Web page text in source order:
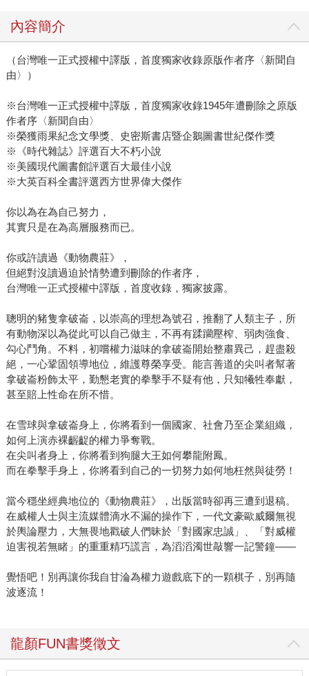
內容簡介
（台灣唯一正式授權中譯版，首度獨家收錄原版作者序〈新聞自
由〉）
※台灣唯一正式授權中譯版，首度獨家收錄1945年遭刪除之原版
作者序〈新聞自由〉
※榮獲雨果紀念文學獎、史密斯書店暨企鵝圖書世紀傑作獎
※《時代雜誌》評選百大不朽小說
※美國現代圖書館評選百大最佳小說
※大英百科全書評選西方世界偉大傑作
你以為在為自己努力，
其實只是在為高層服務而已。
你或許讀過《動物農莊》，
但絕對沒讀過迫於情勢遭到刪除的作者序，
台灣唯一正式授權中譯版，首度收錄，獨家披露。
聰明的豬隻拿破崙，以崇高的理想為號召，推翻了人類主子，所
有動物深以為從此可以自己做主，不再有蹂躪壓榨、弱肉強食、
勾心鬥角。不料，初嚐權力滋味的拿破崙開始整肅異己，趕盡殺
絕，一心鞏固領導地位，維護尊榮享受。能言善道的尖叫者幫著
拿破崙粉飾太平，勤懇老實的拳擊手不疑有他，只知犧牲奉獻，
甚至賠上性命在所不惜。
在雪球與拿破崙身上，你將看到一個國家、社會乃至企業組織，
如何上演赤裸齷齪的權力爭奪戰。
在尖叫者身上，你將看到狗腿大王如何攀龍附鳳。
而在拳擊手身上，你將看到自己的一切努力如何地枉然與徒勞！
當今穩坐經典地位的《動物農莊》，出版當時卻再三遭到退稿。
在威權人士與主流媒體滴水不漏的操作下，一代文豪歐威爾無視
於輿論壓力，大無畏地戳破人們昧於「對國家忠誠」、「對威權
迫害視若無睹」的重重精巧謊言，為滔滔濁世敲響一記警鐘——
覺悟吧！別再讓你我自甘淪為權力遊戲底下的一顆棋子，別再隨
波逐流！
龍顏FUN書獎徵文